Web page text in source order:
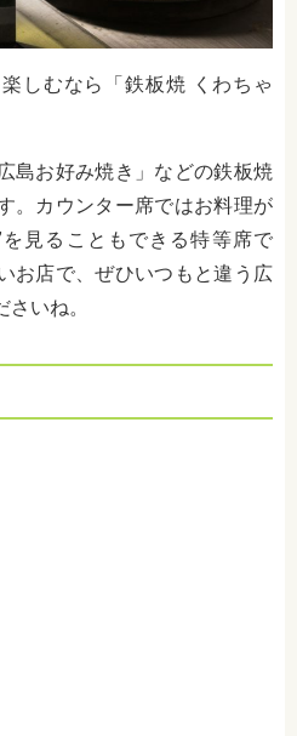
しむなら「鉄板焼 くわちゃ
島お好み焼き」などの鉄板焼
。カウンター席ではお料理が
見ることもできる特等席で
お店で、ぜひいつもと違う広
いね。